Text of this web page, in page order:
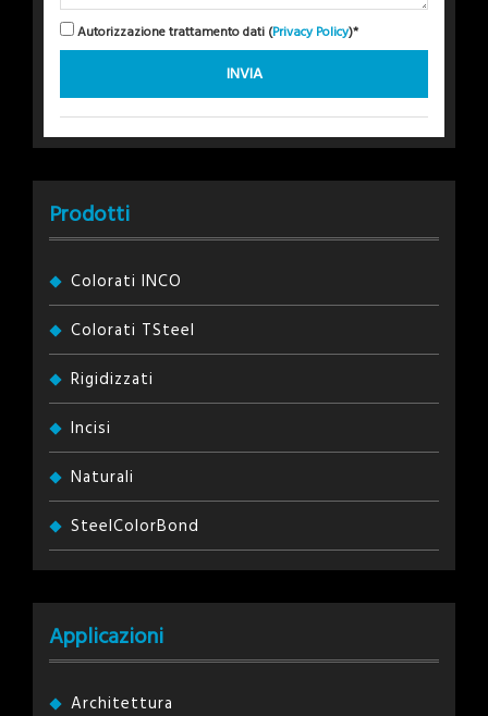
Autorizzazione trattamento dati (Privacy Policy)*
Prodotti
Colorati INCO
Colorati TSteel
Rigidizzati
Incisi
Naturali
SteelColorBond
Applicazioni
Architettura